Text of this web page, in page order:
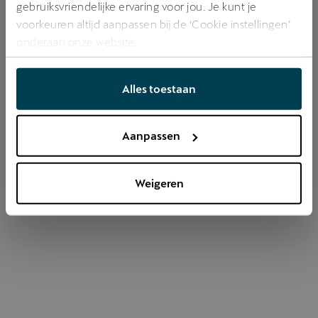
gebruiksvriendelijke ervaring voor jou. Je kunt je
voorkeuren altijd aanpassen bij de ‘Cookie instellingen’
onderaan onze website.
Alles toestaan
Aanpassen
Weigeren
Refresh